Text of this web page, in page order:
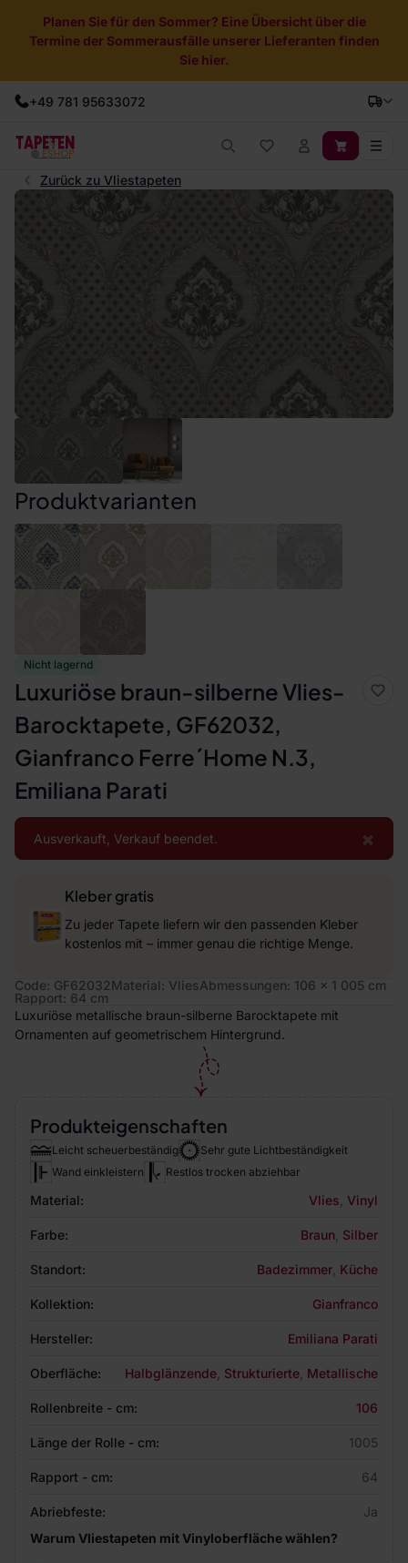
Planen Sie für den Sommer? Eine Übersicht über die
Termine der Sommerausfälle unserer Lieferanten finden
Sie hier.
+49 781 95633072
Zurück zu Vliestapeten
Nicht lagernd
Luxuriöse braun-silberne Vlies-
Barocktapete, GF62032,
Gianfranco Ferre´Home N.3,
Emiliana Parati
×
Ausverkauft, Verkauf beendet.
Kleber gratis
Zu jeder Tapete liefern wir den passenden Kleber
kostenlos mit – immer genau die richtige Menge.
Code: GF62032Material: VliesAbmessungen: 106 x 1 005 cm
Rapport: 64 cm
Luxuriöse metallische braun-silberne Barocktapete mit
Ornamenten auf geometrischem Hintergrund.
Produktvarianten
Produkteigenschaften
Leicht scheuerbeständig
Sehr gute Lichtbeständigkeit
Wand einkleistern
Restlos trocken abziehbar
Material: Vlies Vinyl
Farbe: Braun Silber
Standort: Badezimmer Küche
Kollektion: Gianfranco
Hersteller: Emiliana Parati
Oberfläche: Halbglänzende Strukturierte Metallische
Rollenbreite - cm: 106
Länge der Rolle - cm: 1005
Rapport - cm: 64
Abriebfeste:
Ja
Warum Vliestapeten mit Vinyloberfläche wählen?